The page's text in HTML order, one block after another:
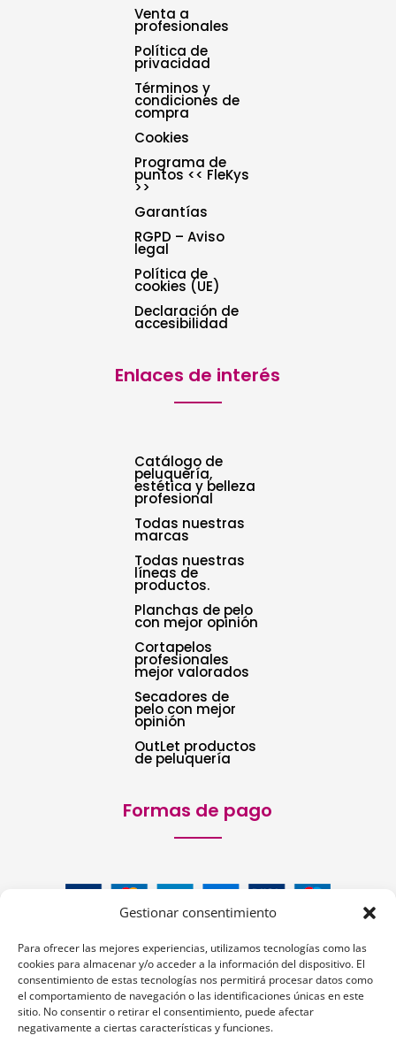
Gestionar consentimiento
Para ofrecer las mejores experiencias, utilizamos tecnologías como las
cookies para almacenar y/o acceder a la información del dispositivo. El
consentimiento de estas tecnologías nos permitirá procesar datos como
el comportamiento de navegación o las identificaciones únicas en este
sitio. No consentir o retirar el consentimiento, puede afectar
negativamente a ciertas características y funciones.
Venta a
profesionales
Política de
privacidad
Términos y
condiciones de
compra
Cookies
Programa de
puntos << FleKys
>>
Garantías
RGPD – Aviso
legal
Política de
cookies (UE)
Declaración de
accesibilidad
Enlaces de interés
Catálogo de
peluquería,
estética y belleza
profesional
Todas nuestras
marcas
Todas nuestras
líneas de
productos.
Planchas de pelo
con mejor opinión
Cortapelos
profesionales
mejor valorados
Secadores de
pelo con mejor
opinión
OutLet productos
de peluquería
Formas de pago
Siguenos: